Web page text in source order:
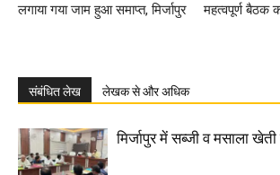
लगाया गया जाम हुआ समाप्त, मिर्जापुर
महत्वपूर्ण बैठक
संबंधित लेख लेखक से और अधिक
मिर्जापुर में सब्जी व मसाला खेती